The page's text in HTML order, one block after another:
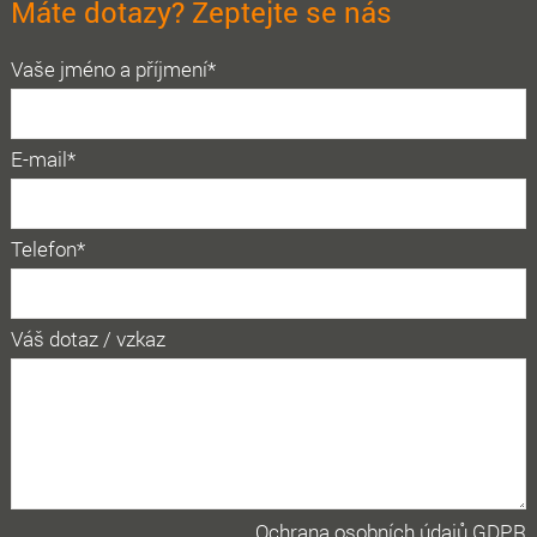
Máte dotazy? Zeptejte se nás
Vaše jméno a příjmení*
E-mail*
Telefon*
Váš dotaz / vzkaz